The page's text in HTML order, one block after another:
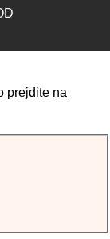
prejdite na